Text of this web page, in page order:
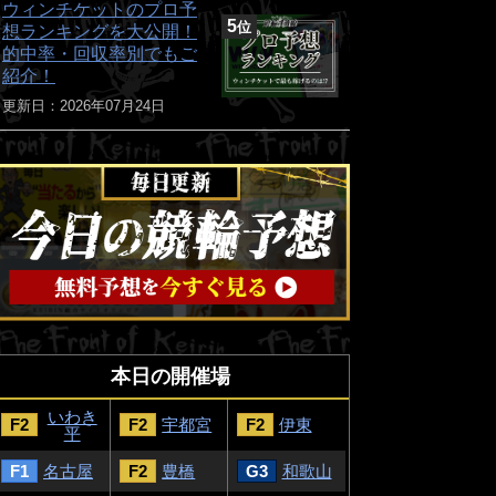
ウィンチケットのプロ予
想ランキングを大公開！
的中率・回収率別でもご
紹介！
更新日：2026年07月24日
5位
本日の開催場
F2
いわき
平
F2 宇都宮 F2 伊東
F1 名古屋 F2 豊橋 G3 和歌山